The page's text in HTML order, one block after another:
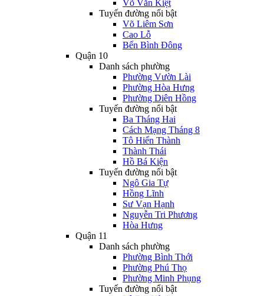
Võ Văn Kiệt
Tuyến đường nổi bật
Võ Liêm Sơn
Cao Lỗ
Bến Bình Đông
Quận 10
Danh sách phường
Phường Vườn Lài
Phường Hòa Hưng
Phường Diên Hồng
Tuyến đường nổi bật
Ba Tháng Hai
Cách Mạng Tháng 8
Tô Hiến Thành
Thành Thái
Hồ Bá Kiện
Tuyến đường nổi bật
Ngô Gia Tự
Hồng Lĩnh
Sư Vạn Hạnh
Nguyễn Tri Phương
Hòa Hưng
Quận 11
Danh sách phường
Phường Bình Thới
Phường Phú Thọ
Phường Minh Phụng
Tuyến đường nổi bật